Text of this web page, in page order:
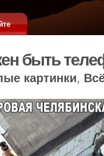
быть
картинки,